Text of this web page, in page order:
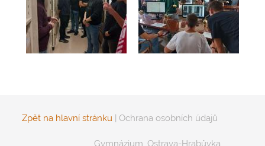
Zpět na hlavní stránku | Ochrana osobních údajů
Gymnázium, Ostrava-Hrabůvka,